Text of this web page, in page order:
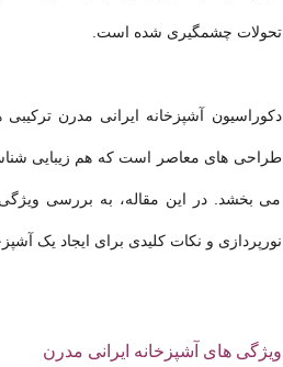
تحولات چشمگیری شده است.
دکوراسیون آشپزخانه ایرانی مدرن
طراحی های معاصر است که هم زیبایی
می بخشد. در این مقاله، به بررسی
نورپردازی و نکات کلیدی برای ایجاد یک
ویژگی های آشپزخانه ایرانی مدرن